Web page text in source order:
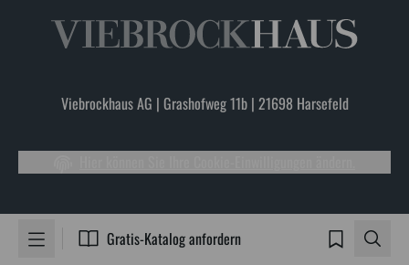
Gratis-Katalog anfordern
Viebrockhaus AG | Grashofweg 11b | 21698 Harsefeld